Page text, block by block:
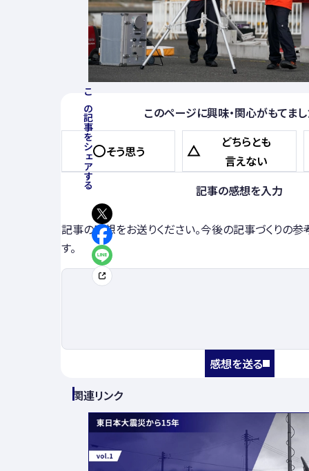
この記事をシェアする このページに興味・関心がもてまし
そう思う
どちらとも
言えない
記事の感想を入力
記事の感想をお送りください。今後の記事づくりの
す。
感想を送る
関連リンク